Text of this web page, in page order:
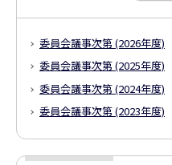
委員会議事次第 (2026年度)
委員会議事次第 (2025年度)
委員会議事次第 (2024年度)
委員会議事次第 (2023年度)